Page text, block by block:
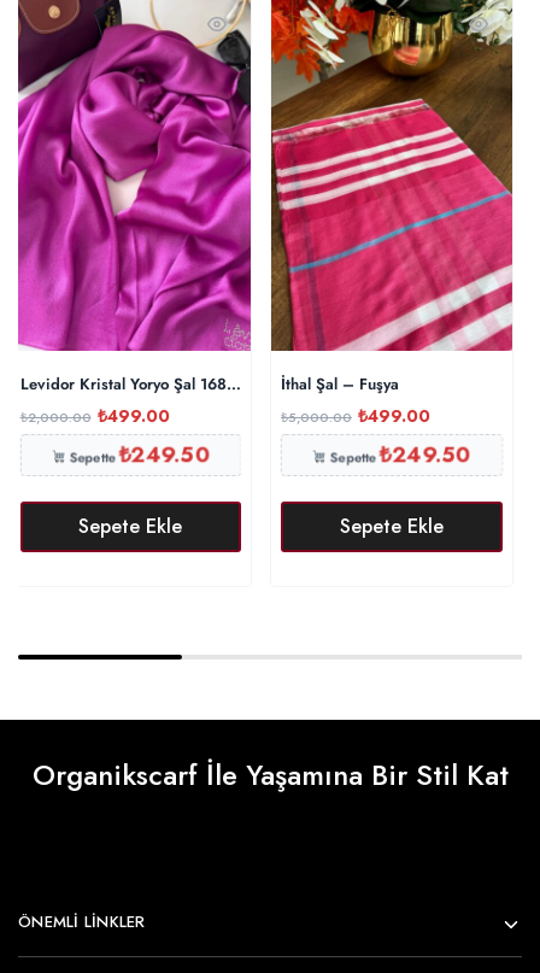
Levidor Kristal Yoryo Şal 16842 – Pembe
₺2,000.00 ₺499.00
Sepette₺249.50
Sepete Ekle
İthal Şal – Fuşya
₺5,000.00 ₺499.00
Sepette₺249.50
Sepete Ekle
Organikscarf İle Yaşamına Bir Stil Kat
ÖNEMLI LINKLER